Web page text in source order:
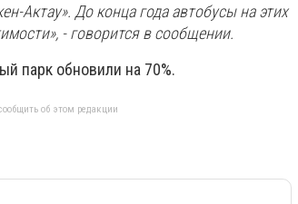
Актау». До конца года автобусы на этих
- говорится в сообщении.
парк обновили на 70%.
об этом редакции